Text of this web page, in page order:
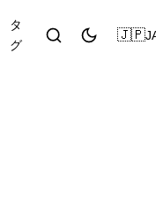
タ
グ
🇯🇵JA